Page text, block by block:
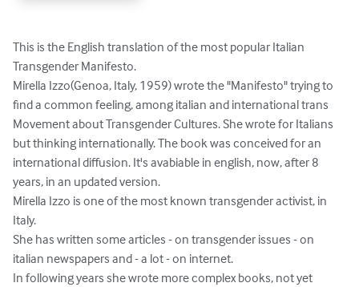
This is the English translation of the most popular Italian
Transgender Manifesto.
Mirella Izzo(Genoa, Italy, 1959) wrote the "Manifesto" trying to
find a common feeling, among italian and international trans
Movement about Transgender Cultures. She wrote for Italians
but thinking internationally. The book was conceived for an
international diffusion. It's avabiable in english, now, after 8
years, in an updated version.
Mirella Izzo is one of the most known transgender activist, in
Italy.
She has written some articles - on transgender issues - on
italian newspapers and - a lot - on internet.
In following years she wrote more complex books, not yet